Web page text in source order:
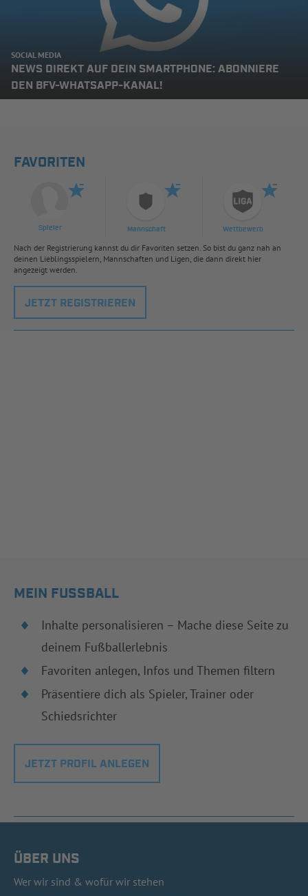
SOCIAL MEDIA
NEWS DIREKT AUF DEIN SMARTPHONE: ABONNIERE
DEN BFV-WHATSAPP-KANAL!
FAVORITEN
Spieler Mannschaft Wettbewerb
Nach der Registrierung kannst du dir Favoriten setzen. So bist du ganz nah an
deinen Lieblingsspielern, Mannschaften und Ligen, die dann direkt hier
angezeigt werden.
JETZT REGISTRIEREN
MEIN FUSSBALL
Inhalte personalisieren – Mache diese Seite zu
deinem Fußballerlebnis
Favoriten anlegen, Infos und Themen filtern
Präsentiere dich als Spieler, Trainer oder
Schiedsrichter
JETZT PROFIL ANLEGEN
ÜBER UNS
Wer wir sind & wofür wir stehen